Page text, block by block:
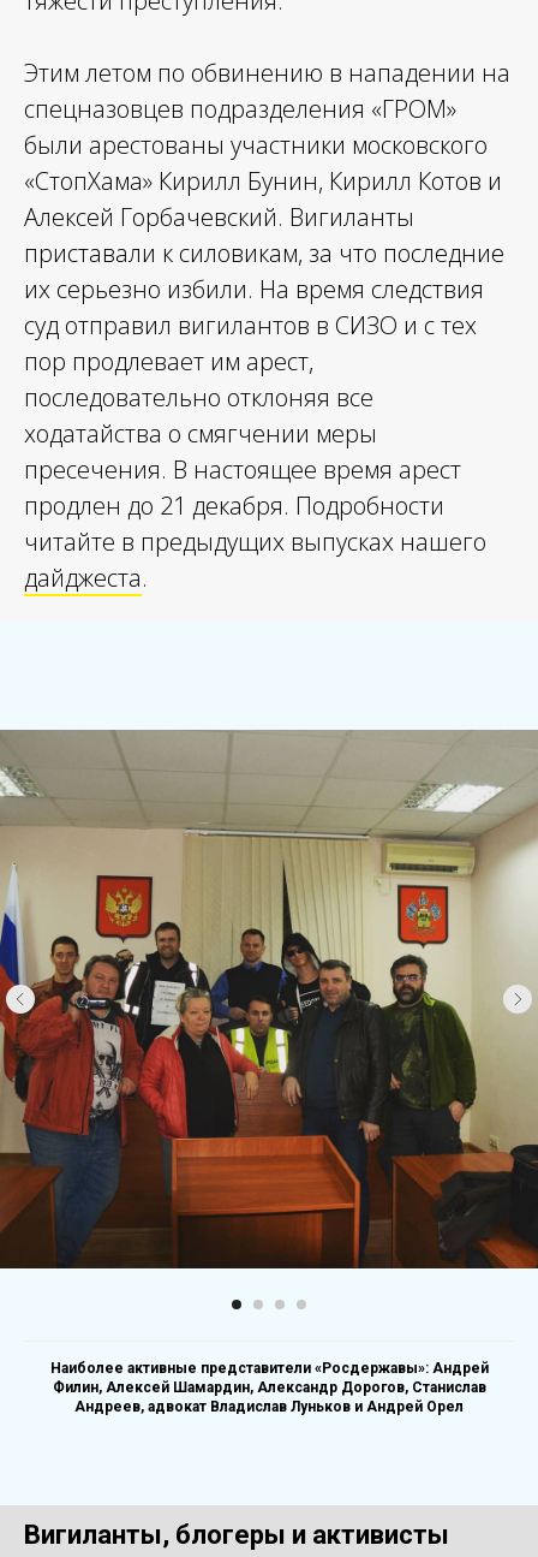
Этим летом по обвинению в нападении на
спецназовцев подразделения «ГРОМ»
были арестованы участники московского
«СтопХама» Кирилл Бунин, Кирилл Котов и
Алексей Горбачевский. Вигиланты
приставали к силовикам, за что последние
их серьезно избили. На время следствия
суд отправил вигилантов в СИЗО и с тех
пор продлевает им арест,
последовательно отклоняя все
ходатайства о смягчении меры
пресечения. В настоящее время арест
продлен до 21 декабря. Подробности
читайте в предыдущих выпусках нашего
дайджеста.
Наиболее активные представители «Росдержавы»: Андрей
Филин, Алексей Шамардин, Александр Дорогов, Станислав
Андреев, адвокат Владислав Луньков и Андрей Орел
Вигиланты, блогеры и активисты